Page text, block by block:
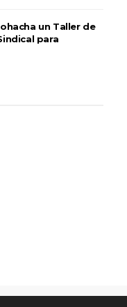
un Taller de
para